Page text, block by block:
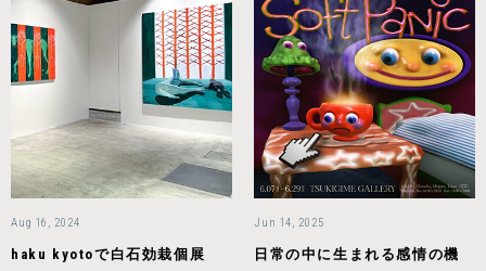
Aug 16, 2024
haku kyotoで白石効栽個展
Jun 14, 2025
日常の中に生まれる感情の機